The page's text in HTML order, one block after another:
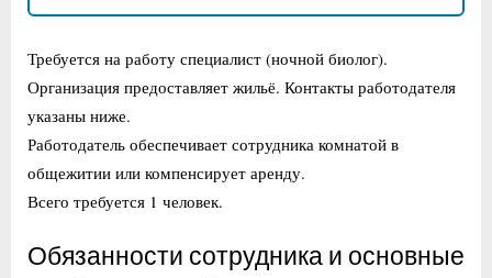
Требуется на работу специалист (ночной биолог).
Организация предоставляет жильё. Контакты работодателя
указаны ниже.
Работодатель обеспечивает сотрудника комнатой в
общежитии или компенсирует аренду.
Всего требуется 1 человек.
Обязанности сотрудника и основные